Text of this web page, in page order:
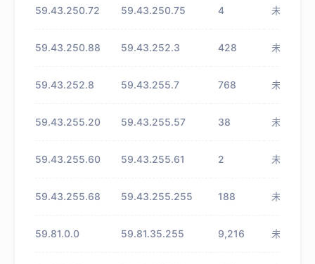
59.43.250.72 59.43.250.75 4 未知
59.43.250.88 59.43.252.3 428 未知
59.43.252.8 59.43.255.7 768 未知
59.43.255.20 59.43.255.57 38 未知
59.43.255.60 59.43.255.61 2 未知
59.43.255.68 59.43.255.255 188 未知
59.81.0.0 59.81.35.255 9,216 未知